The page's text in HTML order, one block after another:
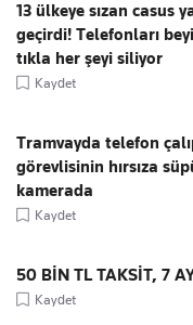
13 ülkeye sızan casus
geçirdi! Telefonları
tıkla her şeyi siliyor
Kaydet
Tramvayda telefon
görevlisinin hırsıza
kamerada
Kaydet
50 BİN TL TAKSİT, 7
Kaydet